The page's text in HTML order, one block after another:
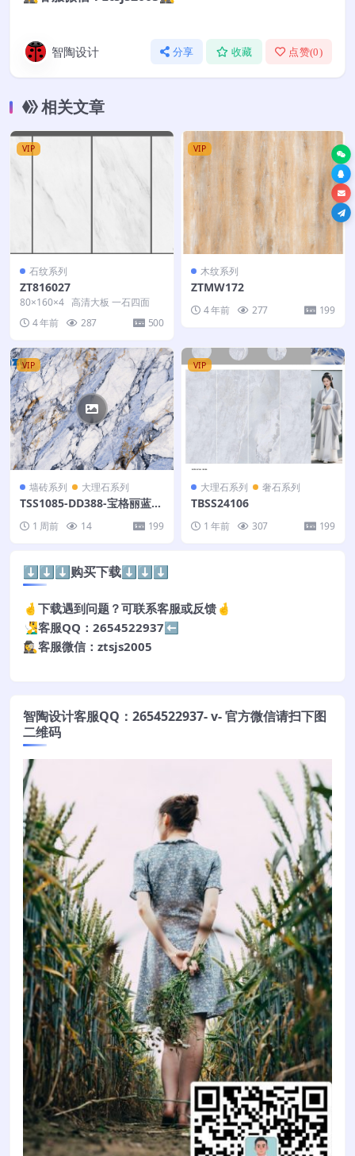
智陶设计 分享 收藏 点赞(0)
相关文章
VIP
石纹系列
ZT816027
80×160×4 高清大板 一石四面
4 年前
287 500
VIP
木纹系列
ZTMW172
4 年前 277 199
VIP
墙砖系列 大理石系列
TSS1085-DD388-宝格丽蓝-4
1 周前 14 199
VIP
大理石系列 奢石系列
TBSS24106
1 年前 307 199
⬇️⬇️⬇️购买下载⬇️⬇️⬇️
🤞下载遇到问题？可联系客服或反馈🤞
🧏‍♂️客服QQ：2654522937⬅️
🕵️‍♀️客服微信：ztsjs2005
智陶设计客服QQ：2654522937- v- 官方微信请扫下图
二维码